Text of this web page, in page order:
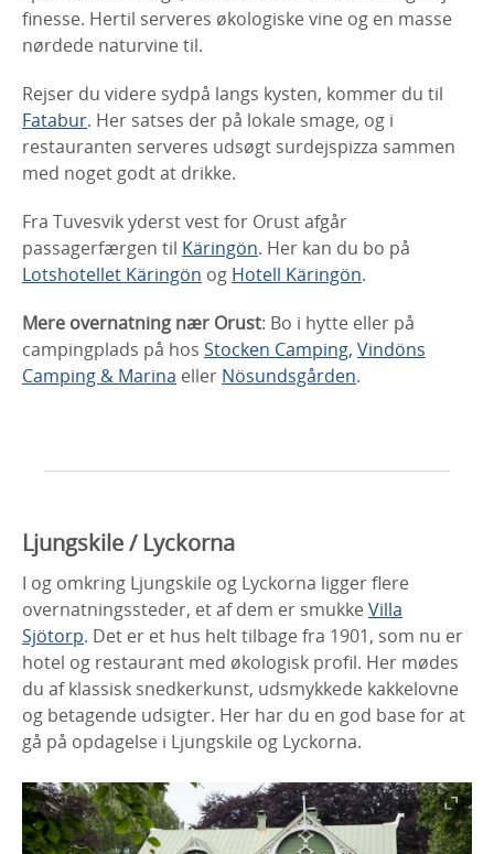
finesse. Hertil serveres økologiske vine og en masse
nørdede naturvine til.
Rejser du videre sydpå langs kysten, kommer du til
Fatabur. Her satses der på lokale smage, og i
restauranten serveres udsøgt surdejspizza sammen
med noget godt at drikke.
Fra Tuvesvik yderst vest for Orust afgår
passagerfærgen til Käringön. Her kan du bo på
Lotshotellet Käringön og Hotell Käringön.
Mere overnatning nær Orust: Bo i hytte eller på
campingplads på hos Stocken Camping, Vindöns
Camping & Marina eller Nösundsgården.
Ljungskile / Lyckorna
I og omkring Ljungskile og Lyckorna ligger flere
overnatningssteder, et af dem er smukkeVilla
Sjötorp. Det er et hus helt tilbage fra 1901, som nu er
hotel og restaurant med økologisk profil. Her mødes
du af klassisk snedkerkunst, udsmykkede kakkelovne
og betagende udsigter. Her har du en god base for at
gå på opdagelse i Ljungskile og Lyckorna.